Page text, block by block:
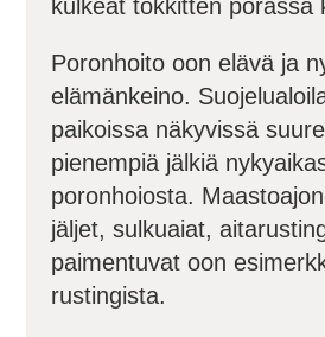
kulkeat tokkitten pörässä
Poronhoito oon elävä ja
elämänkeino.
paikoissa näkyvissä
pienempiä jälkiä
poronhoiosta.
jäljet, sulkuaiat,
paimentuvat oon
rustingista.